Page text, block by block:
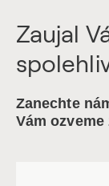
Zaujal
Zanechte
Vám ozveme